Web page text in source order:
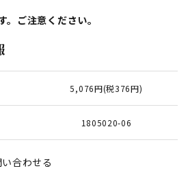
ご注意ください。
5,076円(税376円)
1805020-06
合わせる